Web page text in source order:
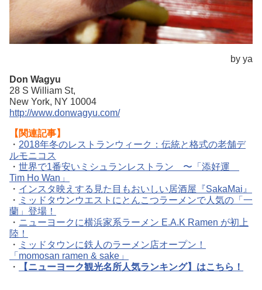
by ya
Don Wagyu
28 S William St,
New York, NY 10004
http://www.donwagyu.com/
【関連記事】
・ 2018年冬のレストランウィーク：伝統と格式の老舗デ
ルモニコス
・ 世界で1番安いミシュランレストラン 〜「添好運
Tim Ho Wan」
・ インスタ映えする見た目もおいしい居酒屋『SakaMai』
・ ミッドタウンウエストにとんこつラーメンで人気の「一
蘭」登場！
・ ニューヨークに横浜家系ラーメン E.A.K Ramen が初上
陸！
・ ミッドタウンに鉄人のラーメン店オープン！
「momosan ramen & sake」
・
【ニューヨーク観光名所人気ランキング】はこちら！